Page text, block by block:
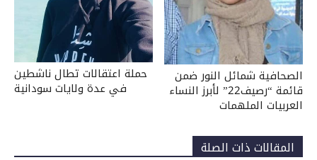
الصحافية شمائل النور ضمن
قائمة “رصيف22” لأبرز النساء
العربيات الملهمات
حملة اعتقالات تطال ناشطين
في عدة ولايات سودانية
المقالات ذات الصلة